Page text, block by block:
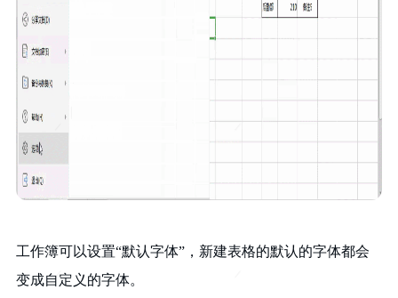
工作簿可以设置“默认字体”，新建表格的默认的字体都会
变成自定义的字体。